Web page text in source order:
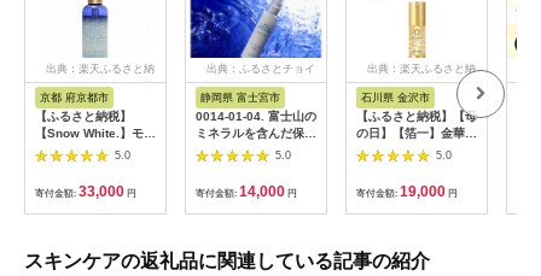
出典：楽天ふるさと納
税
京都 府京都市
【ふるさと納税】
【Snow White.】モル
フォ リフター＆ミネ
ラリートリートメント
エステ クレンジング
ソープ
5.0
寄付金額: 33,000 円
出典：ふるさとチョイ
ス
静岡県 富士宮市
0014-01-04. 富士山の
ミネラルを含んだ保湿
用全身乳液「ナリアミ
5.0
寄付金額: 14,000 円
出典：楽天ふるさと納
石川県 金沢市
【ふるさと納税】【母
の日】【箔一】金華ゴ
ールド カプセルEX N
｜石川 金沢 加賀百万
石 加賀 百万石 北陸
北陸復興 北陸支援 |
母の日ギフト 贈り物
料 美容液 金 美容 う
るおい 保水 保湿 美肌
5.0
寄付金額: 19,000 円
スキンケアの返礼品に関連している記事の紹介